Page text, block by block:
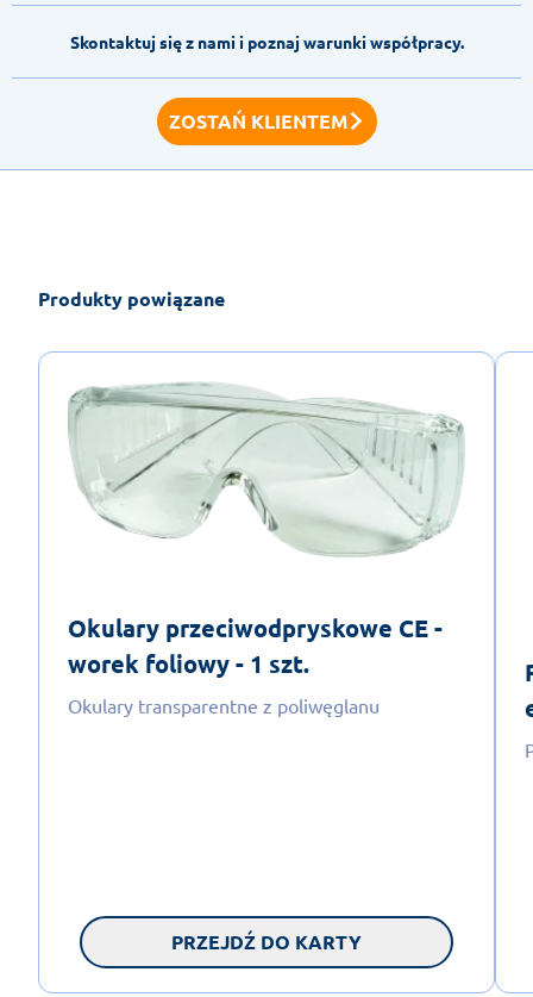
Skontaktuj się z nami i poznaj warunki współpracy.
ZOSTAŃ KLIENTEM
Produkty powiązane
Okulary przeciwodpryskowe CE -
worek foliowy - 1 szt.
Okulary transparentne z poliwęglanu
PRZEJDŹ DO KARTY